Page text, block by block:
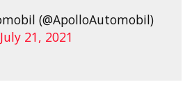
(@ApolloAutomobil)
July 21, 2021